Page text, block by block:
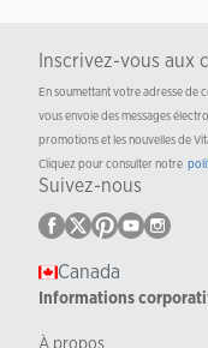
Inscrivez-vous aux
En soumettant votre adresse de
vous envoie des messages
promotions et les nouvelles de
Cliquez pour consulter notre
Suivez-nous
Canada
Informations
À propos